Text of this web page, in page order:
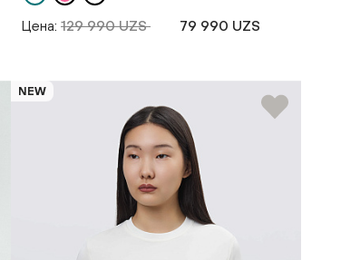
Цена: 129 990 UZS 79 990 UZS
NEW